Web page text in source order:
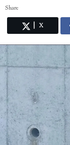
Share
X